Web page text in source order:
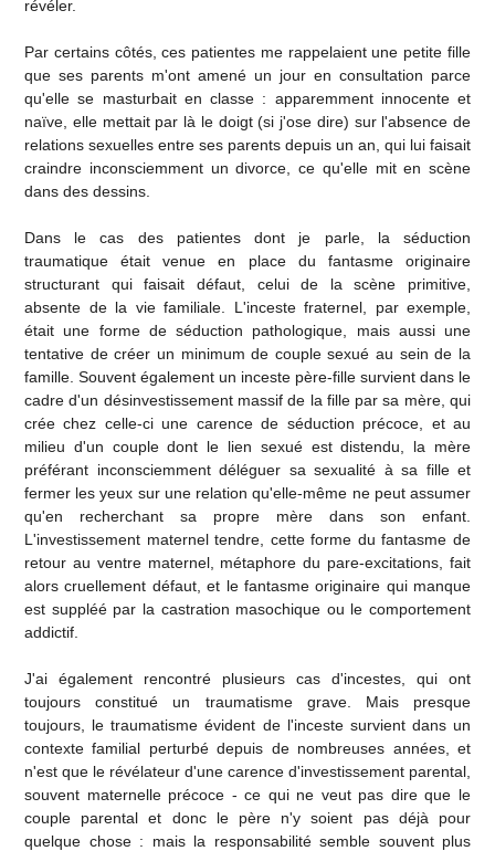
révéler.
Par certains côtés, ces patientes me rappelaient une petite fille
que ses parents m'ont amené un jour en consultation parce
qu'elle se masturbait en classe : apparemment innocente et
naïve, elle mettait par là le doigt (si j'ose dire) sur l'absence de
relations sexuelles entre ses parents depuis un an, qui lui faisait
craindre inconsciemment un divorce, ce qu'elle mit en scène
dans des dessins.
Dans le cas des patientes dont je parle, la séduction
traumatique était venue en place du fantasme originaire
structurant qui faisait défaut, celui de la scène primitive,
absente de la vie familiale. L'inceste fraternel, par exemple,
était une forme de séduction pathologique, mais aussi une
tentative de créer un minimum de couple sexué au sein de la
famille. Souvent également un inceste père-fille survient dans le
cadre d'un désinvestissement massif de la fille par sa mère, qui
crée chez celle-ci une carence de séduction précoce, et au
milieu d'un couple dont le lien sexué est distendu, la mère
préférant inconsciemment déléguer sa sexualité à sa fille et
fermer les yeux sur une relation qu'elle-même ne peut assumer
qu'en recherchant sa propre mère dans son enfant.
L'investissement maternel tendre, cette forme du fantasme de
retour au ventre maternel, métaphore du pare-excitations, fait
alors cruellement défaut, et le fantasme originaire qui manque
est suppléé par la castration masochique ou le comportement
addictif.
J'ai également rencontré plusieurs cas d'incestes, qui ont
toujours constitué un traumatisme grave. Mais presque
toujours, le traumatisme évident de l'inceste survient dans un
contexte familial perturbé depuis de nombreuses années, et
n'est que le révélateur d'une carence d'investissement parental,
souvent maternelle précoce - ce qui ne veut pas dire que le
couple parental et donc le père n'y soient pas déjà pour
quelque chose : mais la responsabilité semble souvent plus